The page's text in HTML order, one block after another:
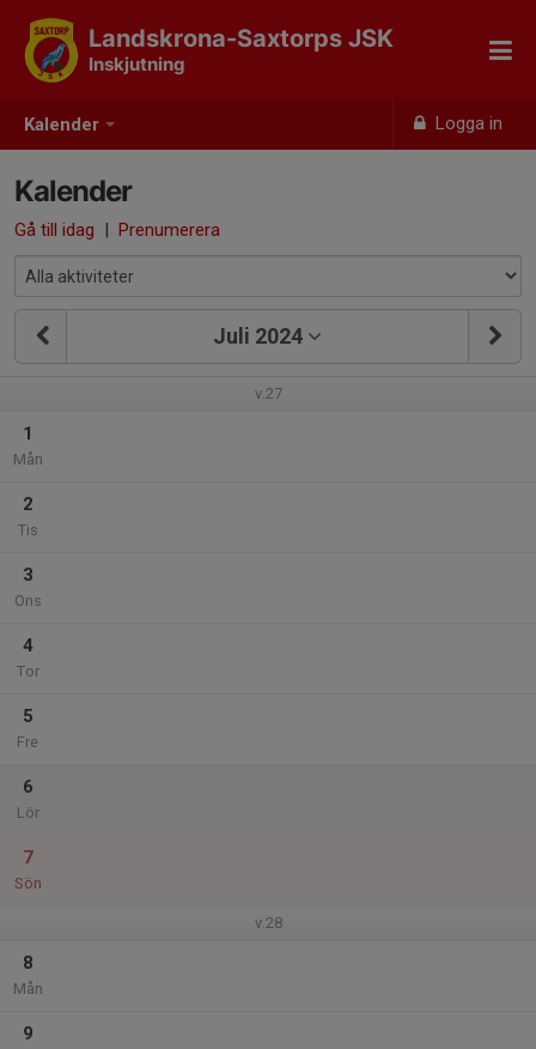
Kalender Logga in
Landskrona-Saxtorps JSK
Inskjutning
Kalender
Gå till idag | Prenumerera
Juli 2024
v.27
1
Mån
2
Tis
3
Ons
4
Tor
5
Fre
6
Lör
7
Sön
v.28
8
Mån
9